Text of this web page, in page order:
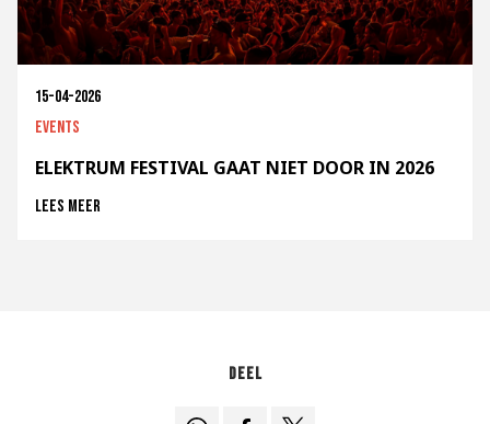
15-04-2026
Events
ELEKTRUM FESTIVAL GAAT NIET DOOR IN 2026
Lees meer
Deel